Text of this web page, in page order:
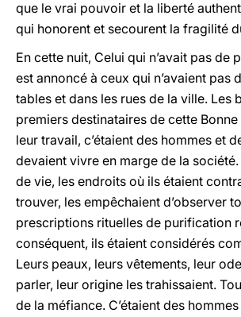
que le vrai pouvoir et la liberté
qui honorent et secourent la fragilité
En cette nuit, Celui qui n’avait pas de
est annoncé à ceux qui n’avaient pas
tables et dans les rues de la ville. Les
premiers destinataires de cette
leur travail, c’étaient des hommes et
devaient vivre en marge de la
de vie, les endroits où ils étaient
trouver, les empêchaient d’observer
prescriptions rituelles de purification
conséquent, ils étaient considérés
Leurs peaux, leurs vêtements, leur
parler, leur origine les trahissaient.
de la méfiance. C’étaient des